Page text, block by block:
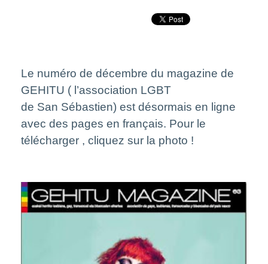
Le numéro de décembre du magazine de
GEHITU ( l’association LGBT
de San Sébastien) est désormais en ligne
avec des pages en français. Pour le
télécharger , cliquez sur la photo !